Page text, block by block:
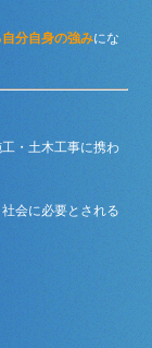
分自身の強みにな
・土木工事に携わ
会に必要とされる